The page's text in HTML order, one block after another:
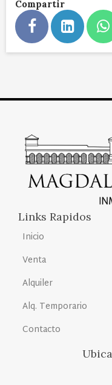
Compartir
Links Rapidos
Inicio
Venta
Alquiler
Alq. Temporario
Contacto